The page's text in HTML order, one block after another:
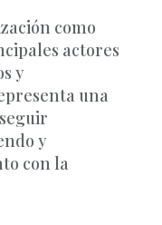
como
actores
y
una
y
con la